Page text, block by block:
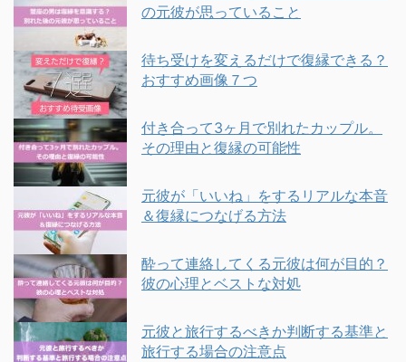
の元彼が思っていること
待ち受けを変えるだけで復縁できる？
おすすめ画像７つ
付き合って3ヶ月で別れたカップル。
その理由と復縁の可能性
元彼が「いいね」をするリアルな本音
＆復縁につなげる方法
酔って連絡してくる元彼は何が目的？
彼の心理とベストな対処
元彼と旅行するべきか判断する基準と
旅行する場合の注意点